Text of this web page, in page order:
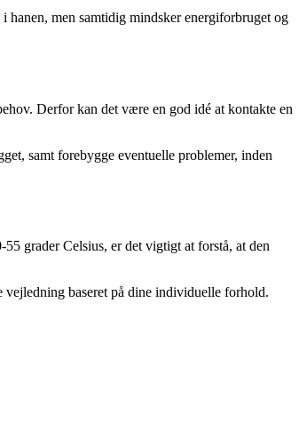
hanen, men samtidig mindsker energiforbruget og
Derfor kan det være en god idé at kontakte en
samt forebygge eventuelle problemer, inden
grader Celsius, er det vigtigt at forstå, at den
baseret på dine individuelle forhold.